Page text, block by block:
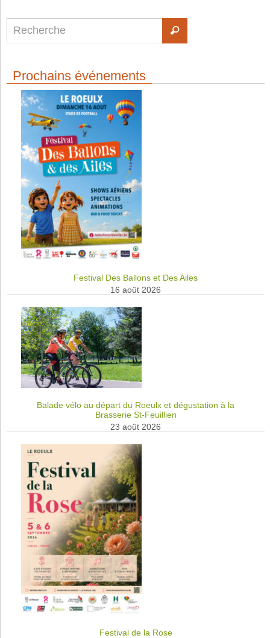
Prochains événements
Festival Des Ballons et Des Ailes
16 août 2026
Balade vélo au départ du Roeulx et dégustation à la
Brasserie St-Feuillien
23 août 2026
Festival de la Rose